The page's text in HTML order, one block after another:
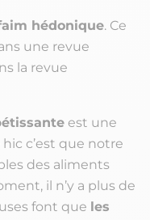
hédonique. Ce
une revue
la revue
est une
c’est que notre
des aliments
il n’y a plus de
font que les